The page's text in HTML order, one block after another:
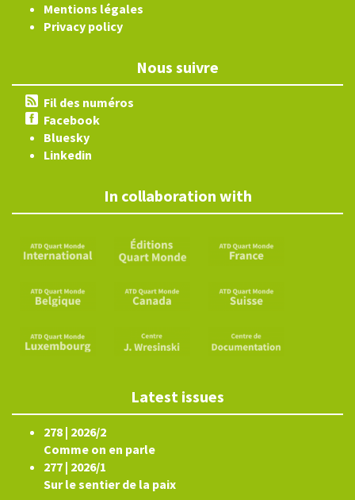
Mentions légales
Privacy policy
Nous suivre
Fil des numéros
Facebook
Bluesky
Linkedin
In collaboration with
Latest issues
278 | 2026/2
Comme on en parle
277 | 2026/1
Sur le sentier de la paix